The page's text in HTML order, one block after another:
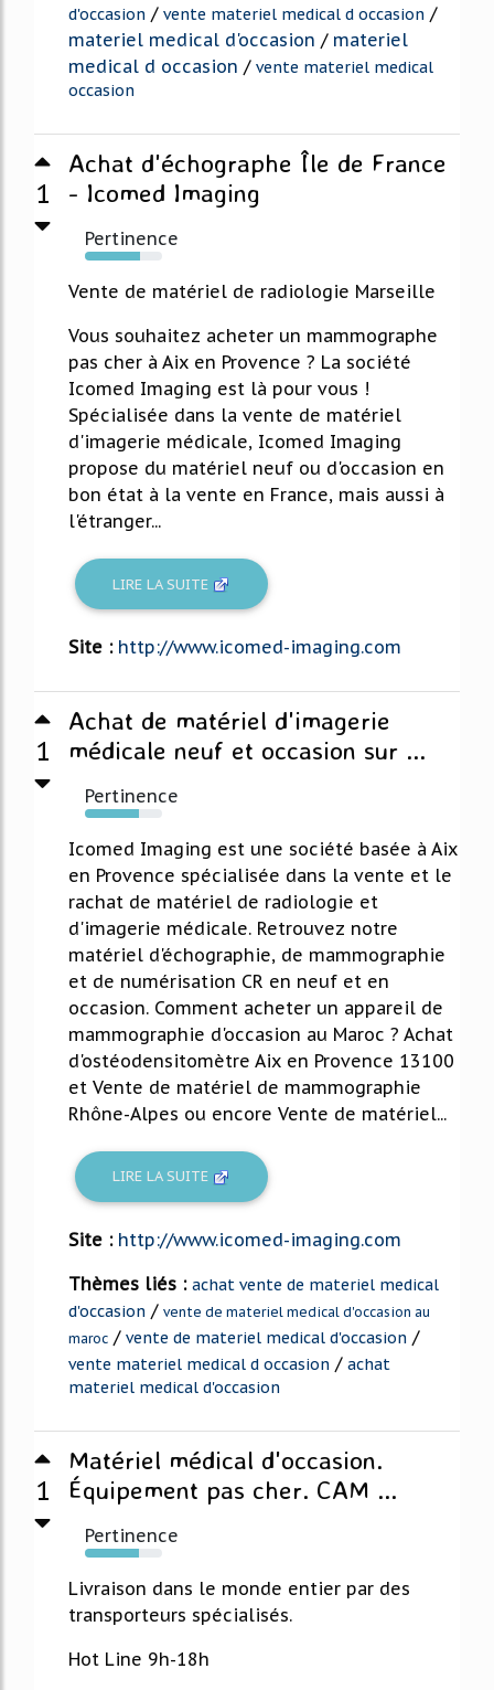
d'occasion / vente materiel medical d occasion /
materiel medical d'occasion / materiel
medical d occasion / vente materiel medical
occasion
1
Achat d'échographe Île de France
- Icomed Imaging
Pertinence
72%
Vente de matériel de radiologie Marseille
Vous souhaitez acheter un mammographe
pas cher à Aix en Provence ? La société
Icomed Imaging est là pour vous !
Spécialisée dans la vente de matériel
d'imagerie médicale, Icomed Imaging
propose du matériel neuf ou d'occasion en
bon état à la vente en France, mais aussi à
l'étranger...
LIRE LA SUITE
Site : http://www.icomed-imaging.com
1
Achat de matériel d'imagerie
médicale neuf et occasion sur ...
Pertinence
70%
Icomed Imaging est une société basée à Aix
en Provence spécialisée dans la vente et le
rachat de matériel de radiologie et
d'imagerie médicale. Retrouvez notre
matériel d'échographie, de mammographie
et de numérisation CR en neuf et en
occasion. Comment acheter un appareil de
mammographie d'occasion au Maroc ? Achat
d'ostéodensitomètre Aix en Provence 13100
et Vente de matériel de mammographie
Rhône-Alpes ou encore Vente de matériel...
LIRE LA SUITE
Site : http://www.icomed-imaging.com
Thèmes liés : achat vente de materiel medical
d'occasion / vente de materiel medical d'occasion au
maroc / vente de materiel medical d'occasion /
vente materiel medical d occasion / achat
materiel medical d'occasion
1
Matériel médical d'occasion.
Équipement pas cher. CAM ...
Pertinence
70%
Livraison dans le monde entier par des
transporteurs spécialisés.
Hot Line 9h-18h